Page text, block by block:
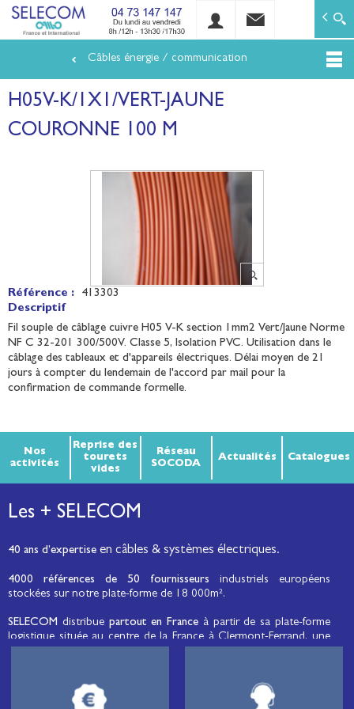
au
contenu
SELECOM
Matériels de réseaux électriques basse tension et
Câbles énergie / communication
H05V-K/1X1/VERT-JAUNE
COURONNE 100 M
Référence :
413303
Descriptif
Fil souple de câblage cuivre H05 V-K section 1mm2 Vert/Jaune Norme
NF C 32-201 300/500V. Classe 5, Isolation PVC. Utilisation dans le
câblage des tableaux et d'appareils électriques. Délai moyen de 21
jours à compter du lendemain de l'accord par mail pour la
confirmation de commande formelle.
Nos
activités
Reprise des
tourets
vides
Réseau
SOCODA
Actualités Catalogues
Les + SELECOM
40 ans d’expertise en câbles & systèmes électriques.
4000 références de 50 fournisseurs industriels européens
stockées sur notre plate-forme de 18 000m².
SELECOM distribue partout en France à partir de sa plate-forme
logistique située au centre de la France à Clermont-Ferrand, une
, de matériel
d’éclairage public et d'éco-mobilité destinée aux professionnels de